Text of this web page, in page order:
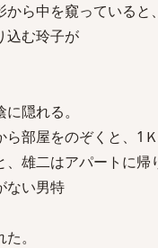
から中を窺っていると
込む玲子が
隠れる。
部屋をのぞくと、1Ｋ
、雄二はアパートに帰
ない男特
。